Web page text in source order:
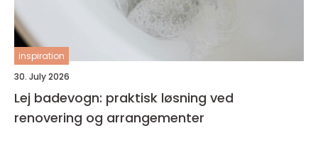
inspiration
30. July 2026
Lej badevogn: praktisk løsning ved
renovering og arrangementer